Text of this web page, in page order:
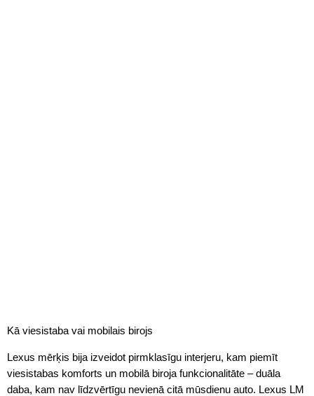
Kā viesistaba vai mobilais birojs
Lexus mērķis bija izveidot pirmklasīgu interjeru, kam piemīt
viesistabas komforts un mobilā biroja funkcionalitāte – duāla
daba, kam nav līdzvērtīgu nevienā citā mūsdienu auto. Lexus LM